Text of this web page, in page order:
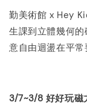
勤美術館 x Hey
生課到立體幾何
意自由迴盪在平
3/7~3/8 好好玩磁